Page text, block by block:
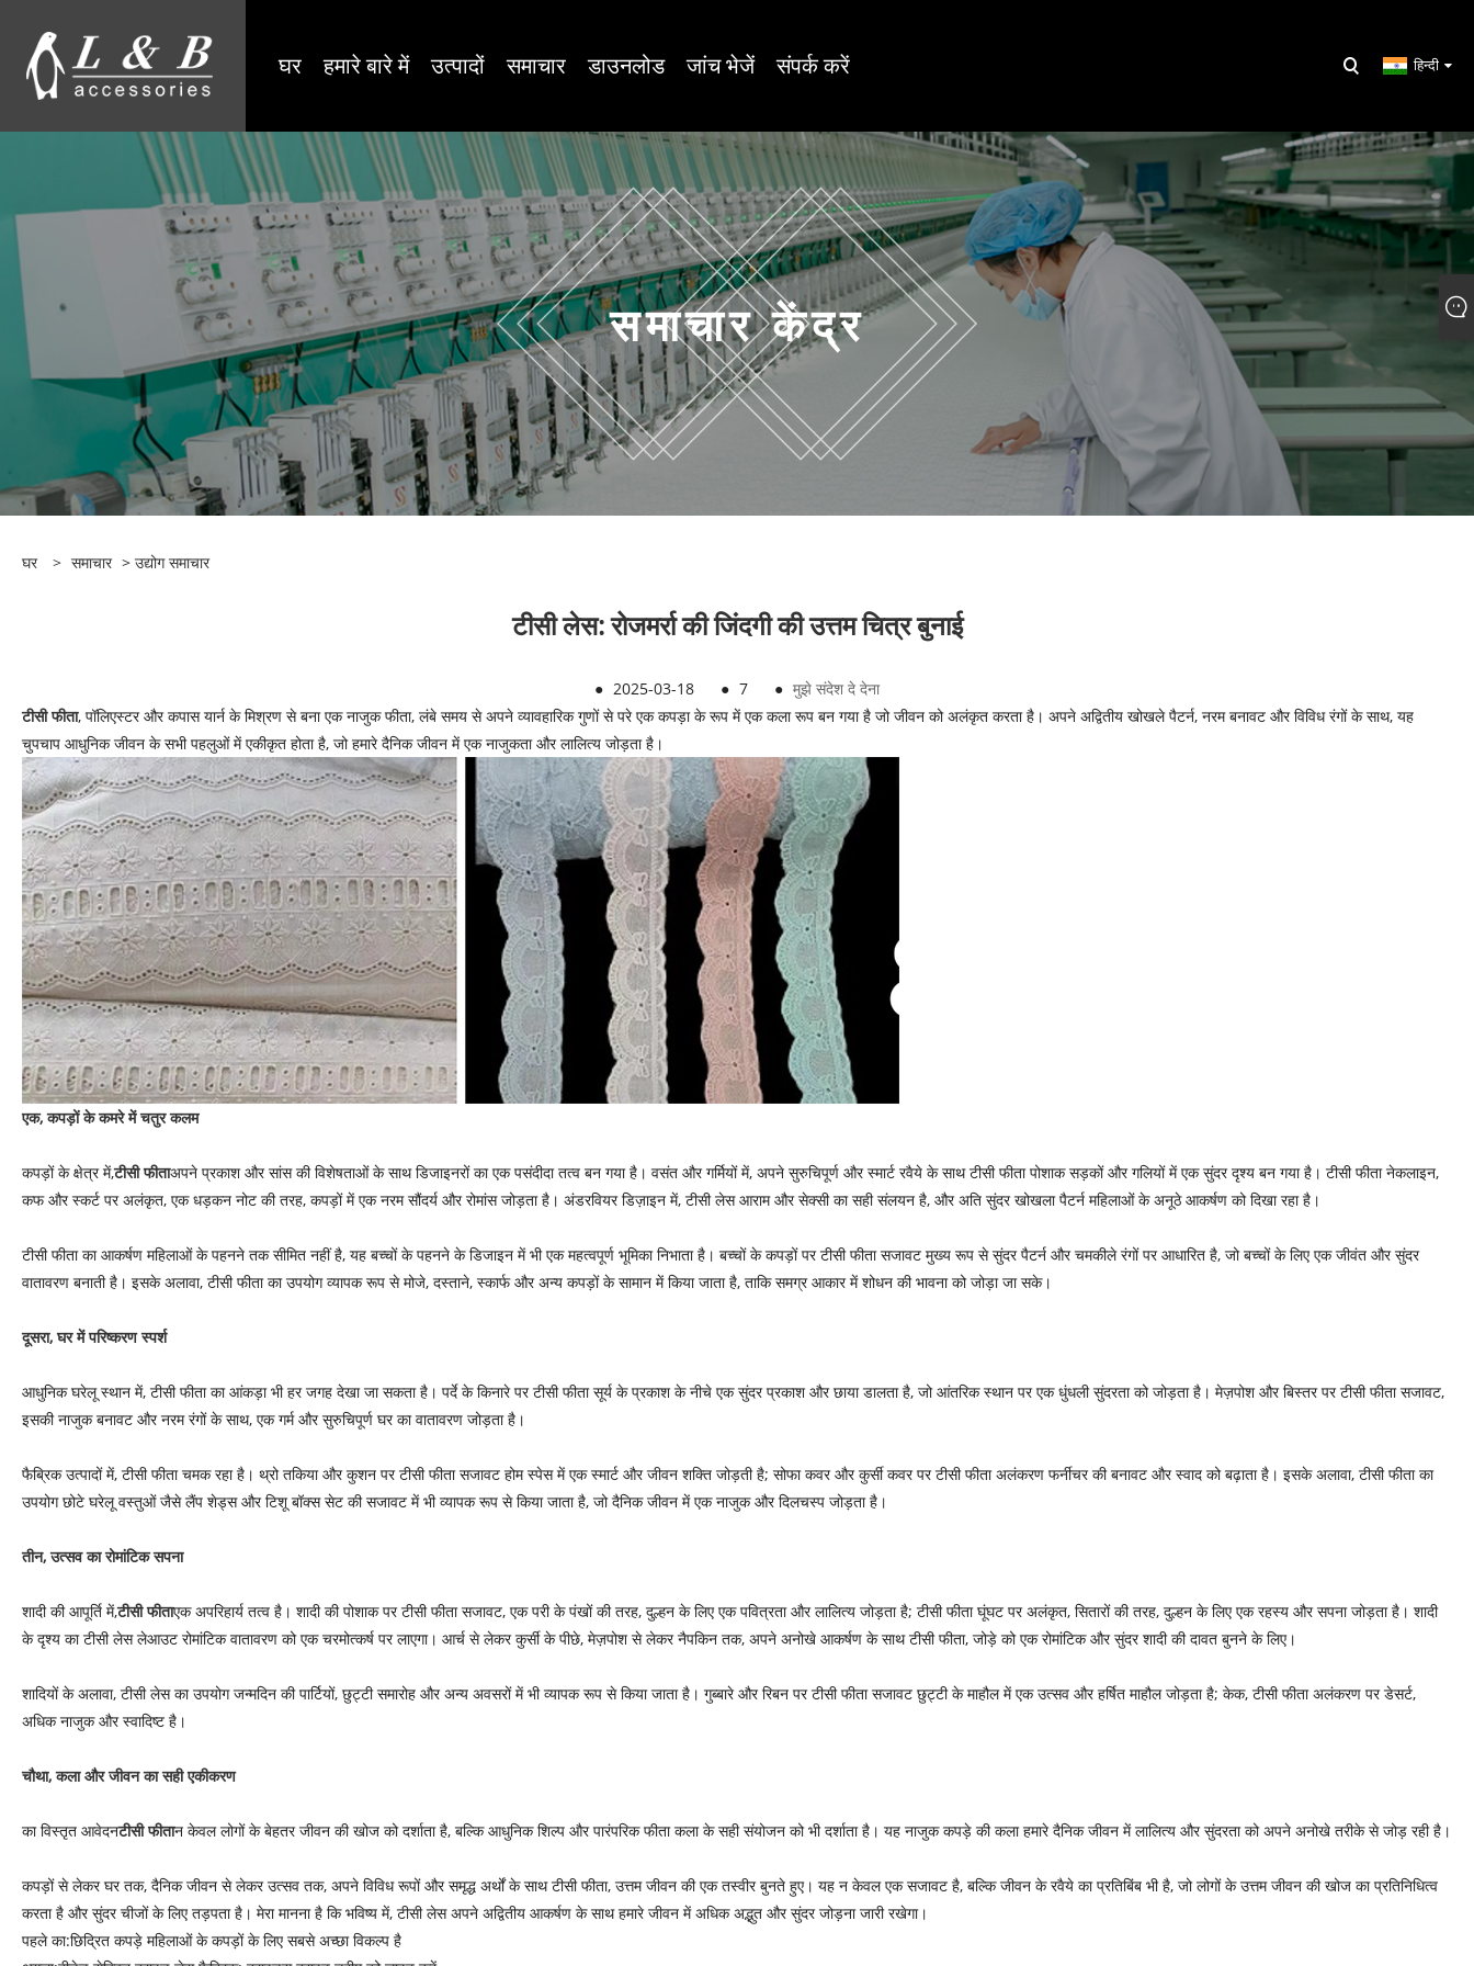
घर हमारे बारे में उत्पादों समाचार डाउनलोड जांच भेजें संपर्क करें हिन्दी
समाचार केंद्र
घर > समाचार > उद्योग समाचार
टीसी लेस: रोजमर्रा की जिंदगी की उत्तम चित्र बुनाई
● 2025-03-18 ● 7 ● मुझे संदेश दे देना
टीसी फीता, पॉलिएस्टर और कपास यार्न के मिश्रण से बना एक नाजुक फीता, लंबे समय से अपने व्यावहारिक गुणों से परे एक कपड़ा के रूप में एक कला रूप बन गया है जो जीवन को अलंकृत करता है। अपने अद्वितीय खोखले पैटर्न, नरम बनावट और विविध रंगों के साथ, यह
चुपचाप आधुनिक जीवन के सभी पहलुओं में एकीकृत होता है, जो हमारे दैनिक जीवन में एक नाजुकता और लालित्य जोड़ता है।
एक, कपड़ों के कमरे में चतुर कलम
कपड़ों के क्षेत्र में,टीसी फीताअपने प्रकाश और सांस की विशेषताओं के साथ डिजाइनरों का एक पसंदीदा तत्व बन गया है। वसंत और गर्मियों में, अपने सुरुचिपूर्ण और स्मार्ट रवैये के साथ टीसी फीता पोशाक सड़कों और गलियों में एक सुंदर दृश्य बन गया है। टीसी फीता नेकलाइन,
कफ और स्कर्ट पर अलंकृत, एक धड़कन नोट की तरह, कपड़ों में एक नरम सौंदर्य और रोमांस जोड़ता है। अंडरवियर डिज़ाइन में, टीसी लेस आराम और सेक्सी का सही संलयन है, और अति सुंदर खोखला पैटर्न महिलाओं के अनूठे आकर्षण को दिखा रहा है।
टीसी फीता का आकर्षण महिलाओं के पहनने तक सीमित नहीं है, यह बच्चों के पहनने के डिजाइन में भी एक महत्वपूर्ण भूमिका निभाता है। बच्चों के कपड़ों पर टीसी फीता सजावट मुख्य रूप से सुंदर पैटर्न और चमकीले रंगों पर आधारित है, जो बच्चों के लिए एक जीवंत और सुंदर
वातावरण बनाती है। इसके अलावा, टीसी फीता का उपयोग व्यापक रूप से मोजे, दस्ताने, स्कार्फ और अन्य कपड़ों के सामान में किया जाता है, ताकि समग्र आकार में शोधन की भावना को जोड़ा जा सके।
दूसरा, घर में परिष्करण स्पर्श
आधुनिक घरेलू स्थान में, टीसी फीता का आंकड़ा भी हर जगह देखा जा सकता है। पर्दे के किनारे पर टीसी फीता सूर्य के प्रकाश के नीचे एक सुंदर प्रकाश और छाया डालता है, जो आंतरिक स्थान पर एक धुंधली सुंदरता को जोड़ता है। मेज़पोश और बिस्तर पर टीसी फीता सजावट,
इसकी नाजुक बनावट और नरम रंगों के साथ, एक गर्म और सुरुचिपूर्ण घर का वातावरण जोड़ता है।
फैब्रिक उत्पादों में, टीसी फीता चमक रहा है। थ्रो तकिया और कुशन पर टीसी फीता सजावट होम स्पेस में एक स्मार्ट और जीवन शक्ति जोड़ती है; सोफा कवर और कुर्सी कवर पर टीसी फीता अलंकरण फर्नीचर की बनावट और स्वाद को बढ़ाता है। इसके अलावा, टीसी फीता का
उपयोग छोटे घरेलू वस्तुओं जैसे लैंप शेड्स और टिशू बॉक्स सेट की सजावट में भी व्यापक रूप से किया जाता है, जो दैनिक जीवन में एक नाजुक और दिलचस्प जोड़ता है।
तीन, उत्सव का रोमांटिक सपना
शादी की आपूर्ति में,टीसी फीताएक अपरिहार्य तत्व है। शादी की पोशाक पर टीसी फीता सजावट, एक परी के पंखों की तरह, दुल्हन के लिए एक पवित्रता और लालित्य जोड़ता है; टीसी फीता घूंघट पर अलंकृत, सितारों की तरह, दुल्हन के लिए एक रहस्य और सपना जोड़ता है। शादी
के दृश्य का टीसी लेस लेआउट रोमांटिक वातावरण को एक चरमोत्कर्ष पर लाएगा। आर्च से लेकर कुर्सी के पीछे, मेज़पोश से लेकर नैपकिन तक, अपने अनोखे आकर्षण के साथ टीसी फीता, जोड़े को एक रोमांटिक और सुंदर शादी की दावत बुनने के लिए।
शादियों के अलावा, टीसी लेस का उपयोग जन्मदिन की पार्टियों, छुट्टी समारोह और अन्य अवसरों में भी व्यापक रूप से किया जाता है। गुब्बारे और रिबन पर टीसी फीता सजावट छुट्टी के माहौल में एक उत्सव और हर्षित माहौल जोड़ता है; केक, टीसी फीता अलंकरण पर डेसर्ट,
अधिक नाजुक और स्वादिष्ट है।
चौथा, कला और जीवन का सही एकीकरण
का विस्तृत आवेदनटीसी फीतान केवल लोगों के बेहतर जीवन की खोज को दर्शाता है, बल्कि आधुनिक शिल्प और पारंपरिक फीता कला के सही संयोजन को भी दर्शाता है। यह नाजुक कपड़े की कला हमारे दैनिक जीवन में लालित्य और सुंदरता को अपने अनोखे तरीके से जोड़ रही है।
कपड़ों से लेकर घर तक, दैनिक जीवन से लेकर उत्सव तक, अपने विविध रूपों और समृद्ध अर्थों के साथ टीसी फीता, उत्तम जीवन की एक तस्वीर बुनते हुए। यह न केवल एक सजावट है, बल्कि जीवन के रवैये का प्रतिबिंब भी है, जो लोगों के उत्तम जीवन की खोज का प्रतिनिधित्व
करता है और सुंदर चीजों के लिए तड़पता है। मेरा मानना ​​है कि भविष्य में, टीसी लेस अपने अद्वितीय आकर्षण के साथ हमारे जीवन में अधिक अद्भुत और सुंदर जोड़ना जारी रखेगा।
पहले का:छिद्रित कपड़े महिलाओं के कपड़ों के लिए सबसे अच्छा विकल्प है